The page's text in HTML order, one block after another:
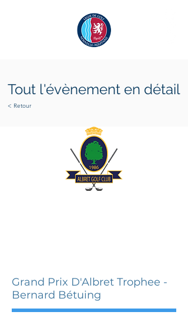
Tout l'évènement en détail
< Retour
Grand Prix D'Albret Trophee -
Bernard Bétuing